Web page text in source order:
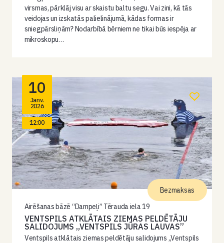
virsmas, pārklāj visu ar skaistu baltu segu. Vai zini, kā tās
veidojas un izskatās palielinājumā, kādas formas ir
sniegpārsliņām? Nodarbībā bērniem ne tikai būs iespēja ar
mikroskopu…
10
Janv.
2026
12:00
Airēšanas bāzē “Dampeļi” Tērauda iela 19
VENTSPILS ATKLĀTAIS ZIEMAS PELDĒTĀJU
SALIDOJUMS „VENTSPILS JŪRAS LAUVAS”
Ventspils atklātais ziemas peldētāju salidojums „Ventspils
Bezmaksas